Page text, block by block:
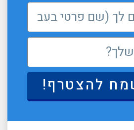
להצטרף!